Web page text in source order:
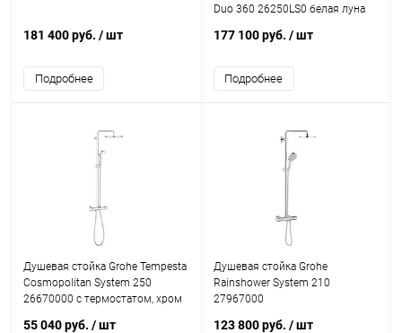
181 400 руб. / шт
Подробнее
Duo 360 26250LS0 белая луна
177 100 руб. / шт
Подробнее
Душевая стойка Grohe Tempesta
Cosmopolitan System 250
26670000 с термостатом, хром
55 040 руб. / шт
Душевая стойка Grohe
Rainshower System 210
27967000
123 800 руб. / шт